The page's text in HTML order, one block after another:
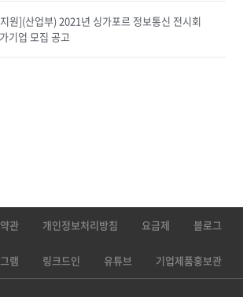
원](산업부) 2021년 싱가포르 정보통신 전시회
기업 모집 공고
관 개인정보처리방침 요금제 블로그
램 링크드인 유튜브 기업제품홍보관